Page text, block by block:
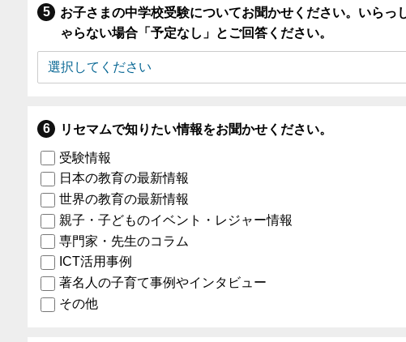
お子さまの中学校受験についてお聞かせください。いらっ
ゃらない場合「予定なし」とご回答ください。
リセマムで知りたい情報をお聞かせください。
受験情報
日本の教育の最新情報
世界の教育の最新情報
親子・子どものイベント・レジャー情報
専門家・先生のコラム
ICT活用事例
著名人の子育て事例やインタビュー
その他